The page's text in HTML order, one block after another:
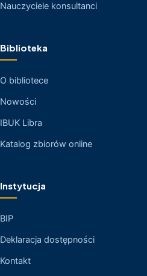
Nauczyciele konsultanci
Biblioteka
O bibliotece
Nowości
IBUK Libra
Katalog zbiorów online
Instytucja
BIP
Deklaracja dostępności
Kontakt